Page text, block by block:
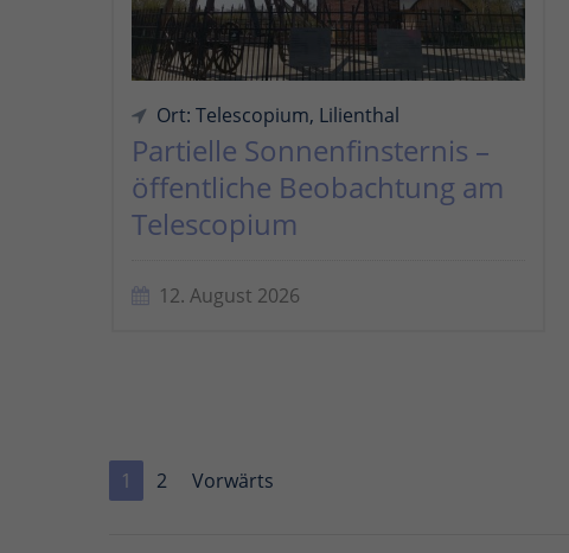
Ort: Telescopium, Lilienthal
Partielle Sonnenfinsternis –
öffentliche Beobachtung am
Telescopium
12. August 2026
1 2 Vorwärts